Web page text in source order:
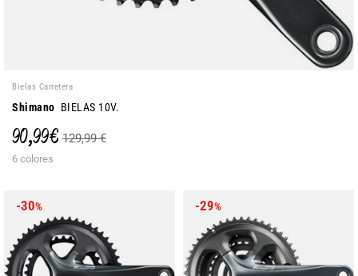
Bielas Carretera
Shimano BIELAS 10V.
90,99 € 129,99 €
6 colores
-30% -29%